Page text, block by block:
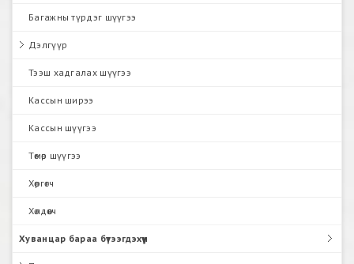
Багажны түрдэг шүүгээ
Дэлгүүр
Тээш хадгалах шүүгээ
Кассын ширээ
Кассын шүүгээ
Төмөр шүүгээ
Хөргөгч
Хөлдөөгч
Хуванцар бараа бүтээгдэхүүн